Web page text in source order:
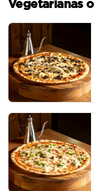
Vegetarianas